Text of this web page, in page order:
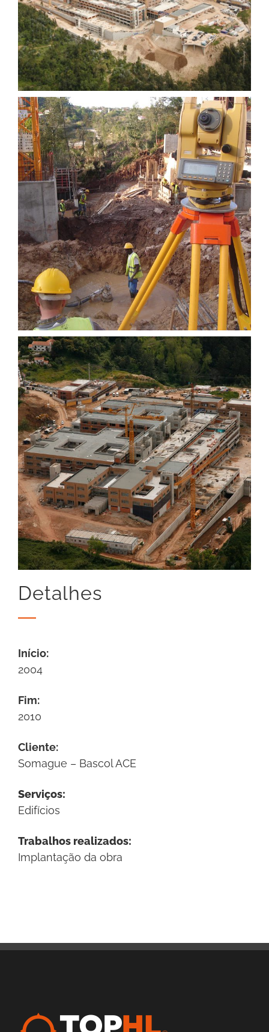
Detalhes
Início:
2004
Fim:
2010
Cliente:
Somague – Bascol ACE
Serviços:
Edifícios
Trabalhos realizados:
Implantação da obra